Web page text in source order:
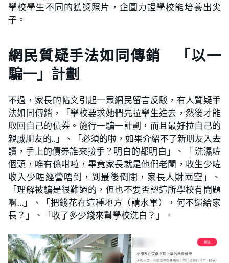
學校學生不同的獲獎照片，企圖力證學校能培養出尖
子。
網民質疑手法如同傳銷 「以一
騙一」計劃
不過，家長的帖文引起一眾網民留言反駁，有人質疑手
法如同傳銷，「學校要求她們先拉學生進去，然後才能
取回自己的債券。施行一騙一計劃，而且最好拉自己的
親戚朋友的..」、「必須的啦，如果介紹不了新朋友入去
讀，手上的債券誰來接手？明白的都明白」、「 洗濕咗
個頭，唯有係咁啦，畢竟家長就是他們老闆，收生少咗
收入少咗經營唔到，到最後倒閉，家長人財兩空」、
「理解被騙是很難過的，但也不要否認這所學校有問題
啊…」、「把錢花在這種地方（請水軍），何不還給家
長？」、「收了多少錢來幫學校洗白？」。